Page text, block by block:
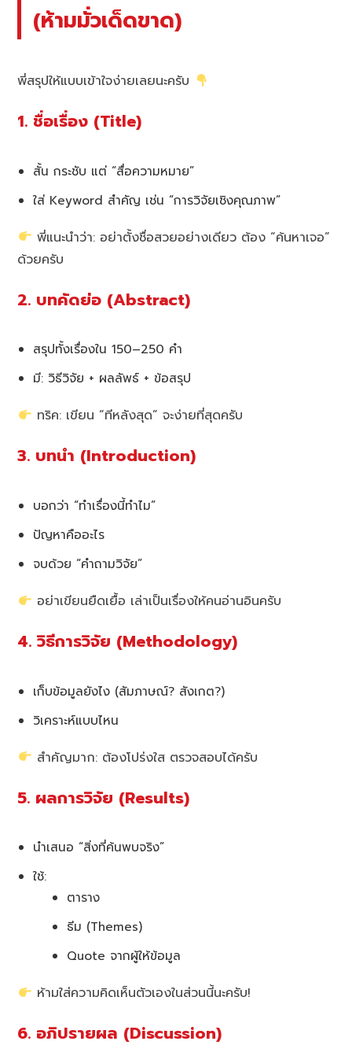
(ห้ามมั่วเด็ดขาด)
พี่สรุปให้แบบเข้าใจง่ายเลยนะครับ
1. ชื่อเรื่อง (Title)
สั้น กระชับ แต่ “สื่อความหมาย”
ใส่ Keyword สำคัญ เช่น “การวิจัยเชิงคุณภาพ”
พี่แนะนำว่า: อย่าตั้งชื่อสวยอย่างเดียว ต้อง “ค้นหาเจอ”
ด้วยครับ
2. บทคัดย่อ (Abstract)
สรุปทั้งเรื่องใน 150–250 คำ
มี: วิธีวิจัย + ผลลัพธ์ + ข้อสรุป
ทริค: เขียน “ทีหลังสุด” จะง่ายที่สุดครับ
3. บทนำ (Introduction)
บอกว่า “ทำเรื่องนี้ทำไม”
ปัญหาคืออะไร
จบด้วย “คำถามวิจัย”
อย่าเขียนยืดเยื้อ เล่าเป็นเรื่องให้คนอ่านอินครับ
4. วิธีการวิจัย (Methodology)
เก็บข้อมูลยังไง (สัมภาษณ์? สังเกต?)
วิเคราะห์แบบไหน
สำคัญมาก: ต้องโปร่งใส ตรวจสอบได้ครับ
5. ผลการวิจัย (Results)
นำเสนอ “สิ่งที่ค้นพบจริง”
ใช้:
ตาราง
ธีม (Themes)
Quote จากผู้ให้ข้อมูล
ห้ามใส่ความคิดเห็นตัวเองในส่วนนี้นะครับ!
6. อภิปรายผล (Discussion)